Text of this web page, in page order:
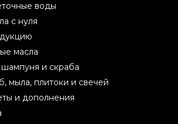
воды
с нуля
масла
и скраба
мыла, плитоки и свечей
и дополнения